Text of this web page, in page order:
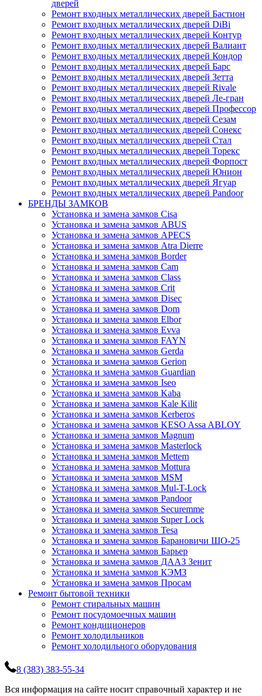
дверей
Ремонт входных металлических дверей Бастион
Ремонт входных металлических дверей DiBi
Ремонт входных металлических дверей Контур
Ремонт входных металлических дверей Валиант
Ремонт входных металлических дверей Кондор
Ремонт входных металлических дверей Барс
Ремонт входных металлических дверей Зетта
Ремонт входных металлических дверей Rivale
Ремонт входных металлических дверей Ле-гран
Ремонт входных металлических дверей Профессор
Ремонт входных металлических дверей Сезам
Ремонт входных металлических дверей Сонекс
Ремонт входных металлических дверей Стал
Ремонт входных металлических дверей Торекс
Ремонт входных металлических дверей Форпост
Ремонт входных металлических дверей Юнион
Ремонт входных металлических дверей Ягуар
Ремонт входных металлических дверей Pandoor
БРЕНДЫ ЗАМКОВ
Установка и замена замков Cisa
Установка и замена замков ABUS
Установка и замена замков APECS
Установка и замена замков Atra Dierre
Установка и замена замков Border
Установка и замена замков Cam
Установка и замена замков Class
Установка и замена замков Crit
Установка и замена замков Disec
Установка и замена замков Dom
Установка и замена замков Elbor
Установка и замена замков Evva
Установка и замена замков FAYN
Установка и замена замков Gerda
Установка и замена замков Gerion
Установка и замена замков Guardian
Установка и замена замков Iseo
Установка и замена замков Kaba
Установка и замена замков Kale Kilit
Установка и замена замков Kerberos
Установка и замена замков KESO Assa ABLOY
Установка и замена замков Magnum
Установка и замена замков Masterlock
Установка и замена замков Mettem
Установка и замена замков Mottura
Установка и замена замков MSM
Установка и замена замков Mul-T-Lock
Установка и замена замков Pandoor
Установка и замена замков Securemme
Установка и замена замков Super Lock
Установка и замена замков Tesa
Установка и замена замков Барановичи ШО-25
Установка и замена замков Барьер
Установка и замена замков ДААЗ Зенит
Установка и замена замков КЭМЗ
Установка и замена замков Просам
Ремонт бытовой техники
Ремонт стиральных машин
Ремонт посудомоечных машин
Ремонт кондиционеров
Ремонт холодильников
Ремонт холодильного оборудования
8 (383) 383-55-34
Вся информация на сайте носит справочный характер и не